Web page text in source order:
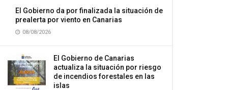
El Gobierno da por finalizada la situación de
prealerta por viento en Canarias
08/08/2026
El Gobierno de Canarias
actualiza la situación por riesgo
de incendios forestales en las
islas